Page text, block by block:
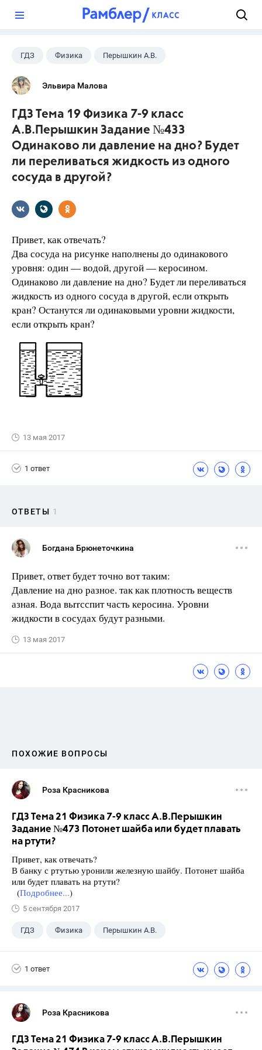
ГДЗ Физика Перышкин А.В.
Школа
Эльвира Малова
ГДЗ Тема 19 Физика 7-9 класс
А.В.Перышкин Задание №433
Одинаково ли давление на дно? Будет
ли переливаться жидкость из одного
сосуда в другой?
Привет, как отвечать?
Два сосуда на рисунке наполнены до одинакового
уровня: один — водой, другой — керосином.
Одинаково ли давление на дно? Будет ли переливаться
жидкость из одного сосуда в другой, если открыть
кран? Останутся ли одинаковыми уровни жидкости,
если открыть кран?
13 мая 2017
1 ответ
ОТВЕТЫ 1
Богдана Брюнеточкина
Привет, ответ будет точно вот таким:
Давление на дно разное. так как плотность веществ
азная. Вода вьrrсспит часть керосина. Уровни
жидкости в сосудах будут разными.
13 мая 2017
ПОХОЖИЕ ВОПРОСЫ
Роза Красникова
ГДЗ Тема 21 Физика 7-9 класс А.В.Перышкин
Задание №473 Потонет шайба или будет плавать
на ртути?
Привет, как отвечать?
В банку с ртутью уронили железную шайбу. По­тонет шайба
или будет плавать на ртути?
(Подробнее...)
5 сентября 2017
ГДЗ Физика Перышкин А.В.
1 ответ
Роза Красникова
ГДЗ Тема 21 Физика 7-9 класс А.В.Перышкин